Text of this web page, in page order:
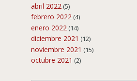
abril 2022 (5)
febrero 2022 (4)
enero 2022 (14)
diciembre 2021 (12)
noviembre 2021 (15)
octubre 2021 (2)